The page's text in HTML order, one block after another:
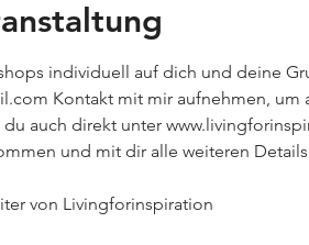
individuell auf dich und deine
Kontakt mit mir aufnehmen, um
auch direkt unter
und mit dir alle weiteren
von Livingforinspiration